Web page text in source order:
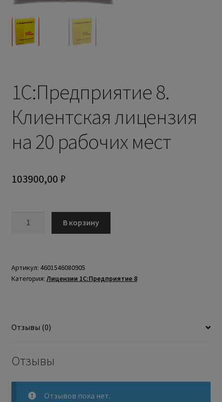
1С:Предприятие 8.
Клиентская лицензия
на 20 рабочих мест
103900,00 ₽
В корзину
Артикул: 4601546080905
Категория: Лицензии 1С:Предприятие 8
Отзывы (0)
Отзывы
Отзывов пока нет.